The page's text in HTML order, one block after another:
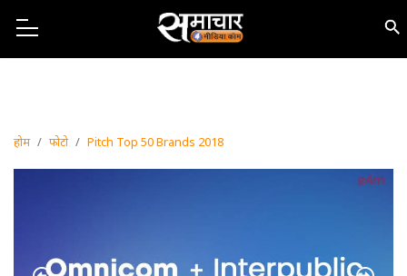
होम फोटो Pitch Top 50 Brands 2018